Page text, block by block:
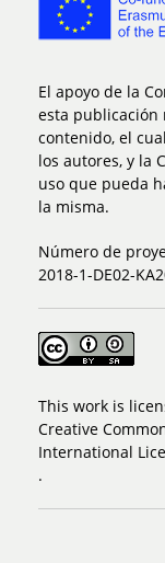
El apoyo de la
esta publicación
contenido, el
los autores, y la
uso que pueda
la misma.
Número de
2018-1-DE02-
This work is
Creative
International
.